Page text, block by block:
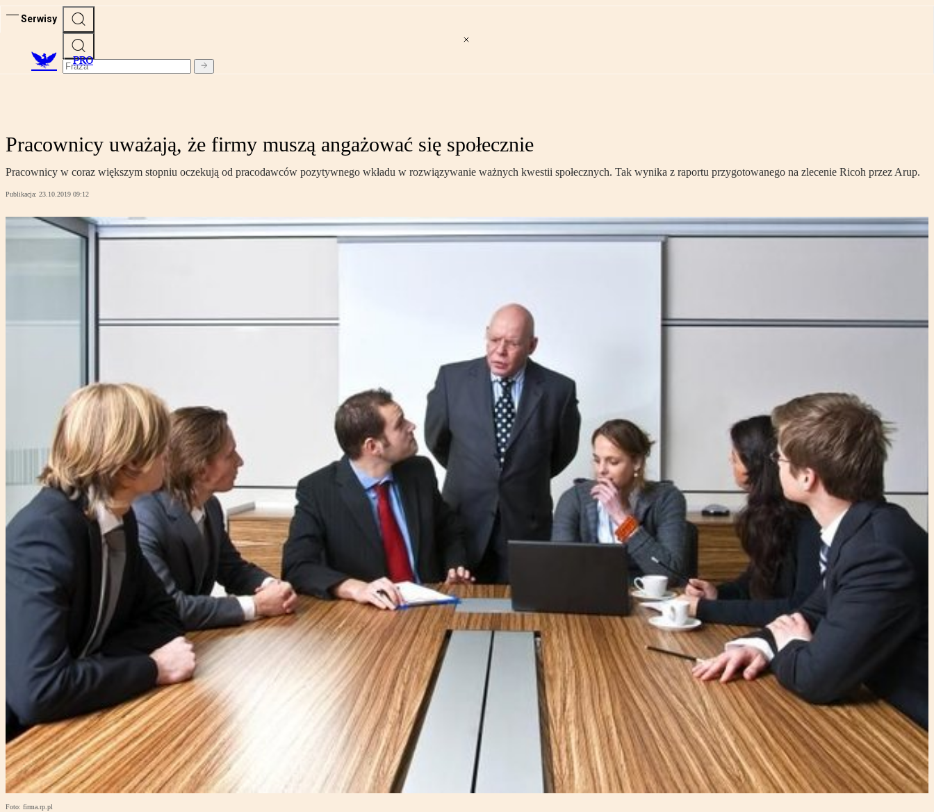
Serwisy
PRO
Pracownicy uważają, że firmy muszą angażować się społecznie
Pracownicy w coraz większym stopniu oczekują od pracodawców pozytywnego wkładu w rozwiązywanie ważnych kwestii społecznych. Tak wynika z raportu przygotowanego na zlecenie Ricoh przez Arup.
Publikacja: 23.10.2019 09:12
Foto: firma.rp.pl